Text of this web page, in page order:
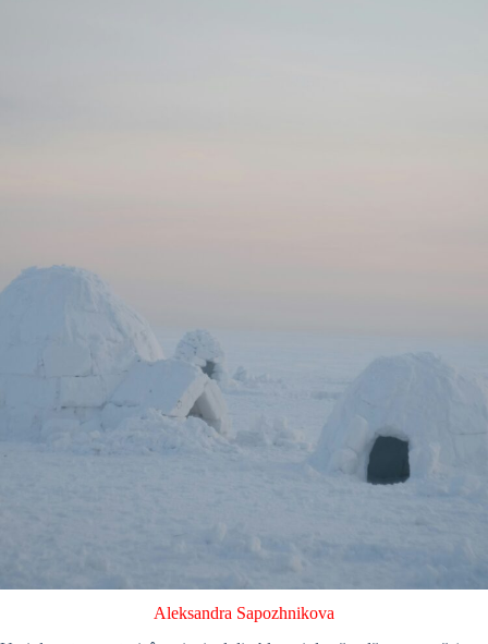
Aleksandra Sapozhnikova